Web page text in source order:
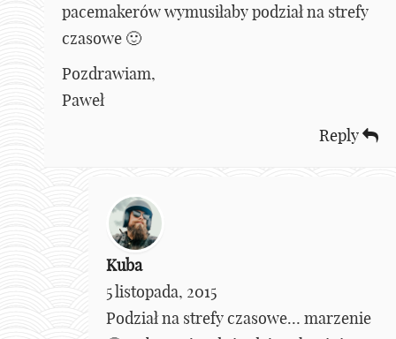
pacemakerów wymusiłaby podział na strefy
czasowe 🙂
Pozdrawiam,
Paweł
Reply
Kuba
5 listopada, 2015
Podział na strefy czasowe… marzenie